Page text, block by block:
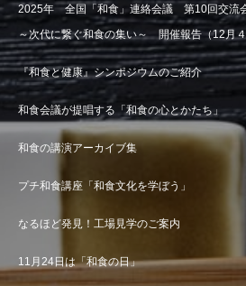
2025年 全国「和食」連絡会議 第10回交流会
～次代に繋ぐ和食の集い～ 開催報告（12月
『和食と健康』シンポジウムのご紹介
和食会議が提唱する「和食の心とかたち」
和食の講演アーカイブ集
プチ和食講座「和食文化を学ぼう」
なるほど発見！工場見学のご案内
11月24日は「和食の日」